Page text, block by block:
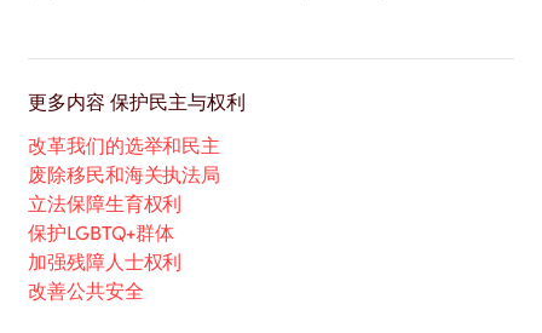
更多内容 保护民主与权利
改革我们的选举和民主
废除移民和海关执法局
立法保障生育权利
保护LGBTQ+群体
加强残障人士权利
改善公共安全